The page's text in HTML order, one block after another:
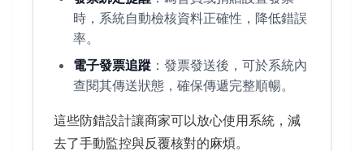
時，系統自動檢核資料正確性，降低錯誤
率。
電子發票追蹤 ：發票發送後，可於系統內
查閱其傳送狀態，確保傳遞完整順暢。
這些防錯設計讓商家可以放心使用系統，減
去了手動監控與反覆核對的麻煩。